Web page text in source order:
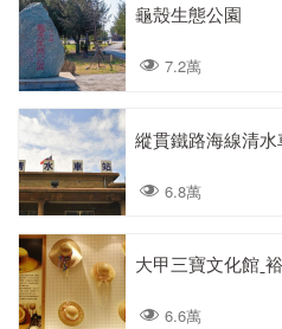
龜殼生態公園
7.2萬
縱貫鐵路海線清水
6.8萬
大甲三寶文化館ˍ
6.6萬